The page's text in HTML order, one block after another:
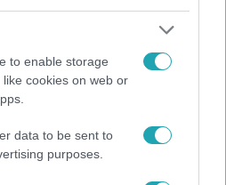
to enable storage
cookies on web or
data to be sent to
purposes.